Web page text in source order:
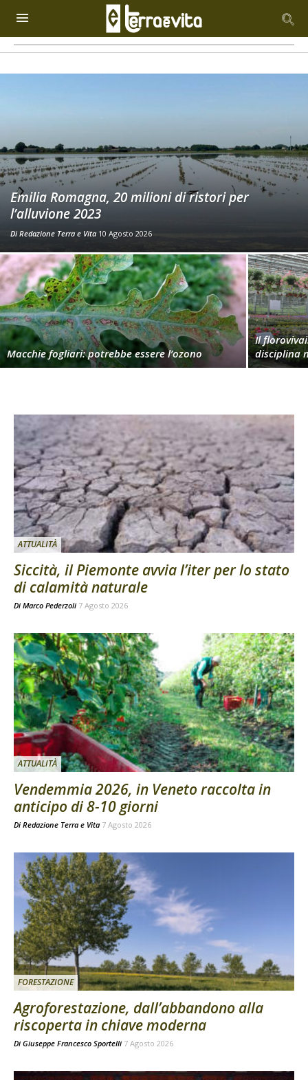
Emilia Romagna, 20 milioni di ristori per
l’alluvione 2023
DiRedazione Terra e Vita 10 Agosto 2026
Macchie fogliari: potrebbe essere l’ozono
Il
disciplina
ATTUALITÀ
Siccità, il Piemonte avvia l’iter per lo stato
di calamità naturale
Di Marco Pederzoli 7 Agosto 2026
ATTUALITÀ
Vendemmia 2026, in Veneto raccolta in
anticipo di 8-10 giorni
Di Redazione Terra e Vita 7 Agosto 2026
FORESTAZIONE
Agroforestazione, dall’abbandono alla
riscoperta in chiave moderna
Di Giuseppe Francesco Sportelli 7 Agosto 2026